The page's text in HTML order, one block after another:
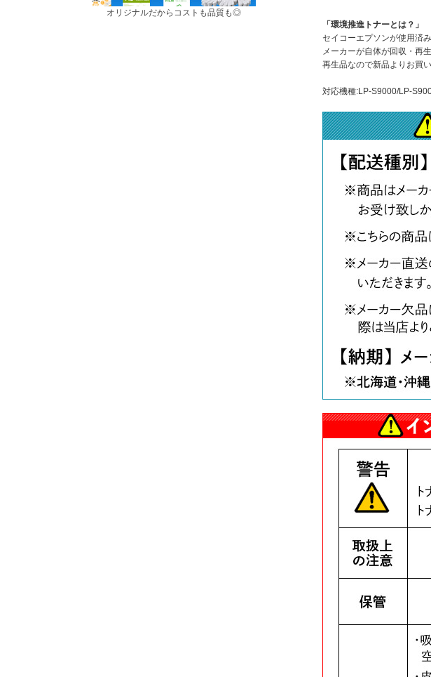
オリジナルだからコストも品質も◎
「環境推進トナーとは？」
セイコーエプソンが使用済
メーカーが自体が回収・再
再生品なので新品よりお買
対応機種:LP-S9000/LP-